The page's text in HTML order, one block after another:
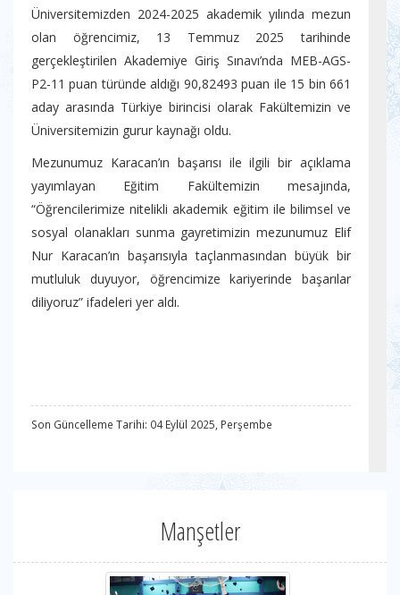
Üniversitemizden 2024-2025 akademik yılında mezun
olan öğrencimiz, 13 Temmuz 2025 tarihinde
gerçekleştirilen Akademiye Giriş Sınavı’nda MEB-AGS-
P2-11 puan türünde aldığı 90,82493 puan ile 15 bin 661
aday arasında Türkiye birincisi olarak Fakültemizin ve
Üniversitemizin gurur kaynağı oldu.
Mezunumuz Karacan’ın başarısı ile ilgili bir açıklama
yayımlayan Eğitim Fakültemizin mesajında,
“Öğrencilerimize nitelikli akademik eğitim ile bilimsel ve
sosyal olanakları sunma gayretimizin mezunumuz Elif
Nur Karacan’ın başarısıyla taçlanmasından büyük bir
mutluluk duyuyor, öğrencimize kariyerinde başarılar
diliyoruz” ifadeleri yer aldı.
Son Güncelleme Tarihi: 04 Eylül 2025, Perşembe
Manşetler